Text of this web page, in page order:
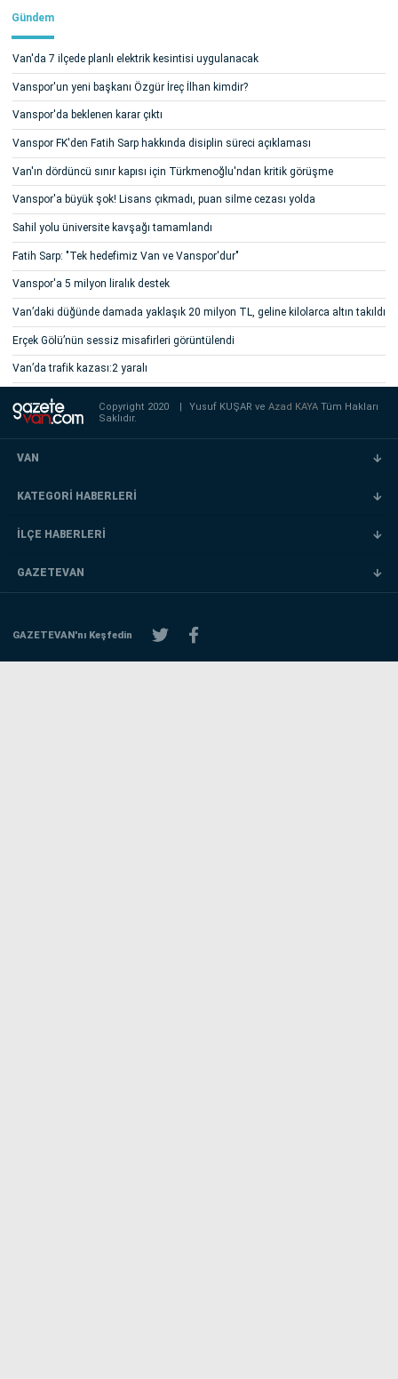
Gündem
Van'da 7 ilçede planlı elektrik kesintisi uygulanacak
Vanspor'un yeni başkanı Özgür İreç İlhan kimdir?
Vanspor'da beklenen karar çıktı
Vanspor FK'den Fatih Sarp hakkında disiplin süreci açıklaması
Van'ın dördüncü sınır kapısı için Türkmenoğlu'ndan kritik görüşme
Vanspor'a büyük şok! Lisans çıkmadı, puan silme cezası yolda
Sahil yolu üniversite kavşağı tamamlandı
Fatih Sarp: "Tek hedefimiz Van ve Vanspor'dur"
Vanspor'a 5 milyon liralık destek
Van’daki düğünde damada yaklaşık 20 milyon TL, geline kilolarca altın takıldı
Erçek Gölü’nün sessiz misafirleri görüntülendi
Van’da trafik kazası:2 yaralı
Copyright 2020 | Yusuf KUŞAR veAzad KAYATüm Hakları
Saklıdır.
VAN
KATEGORİ HABERLERİ
İLÇE HABERLERİ
GAZETEVAN
GAZETEVAN'nı Keşfedin